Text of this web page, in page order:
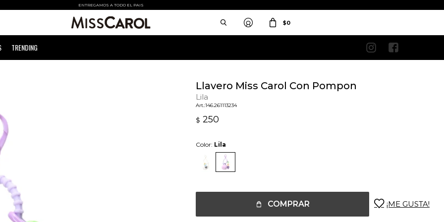
ENTREGAMOS A TODO EL PAIS
TRENDING
$0
 
Llavero Miss Carol Con Pompon
Lila
146.261113234
$ 250
Color: Lila
COMPRAR